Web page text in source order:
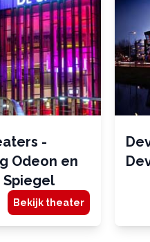
-
Odeon en
Bekijk theater